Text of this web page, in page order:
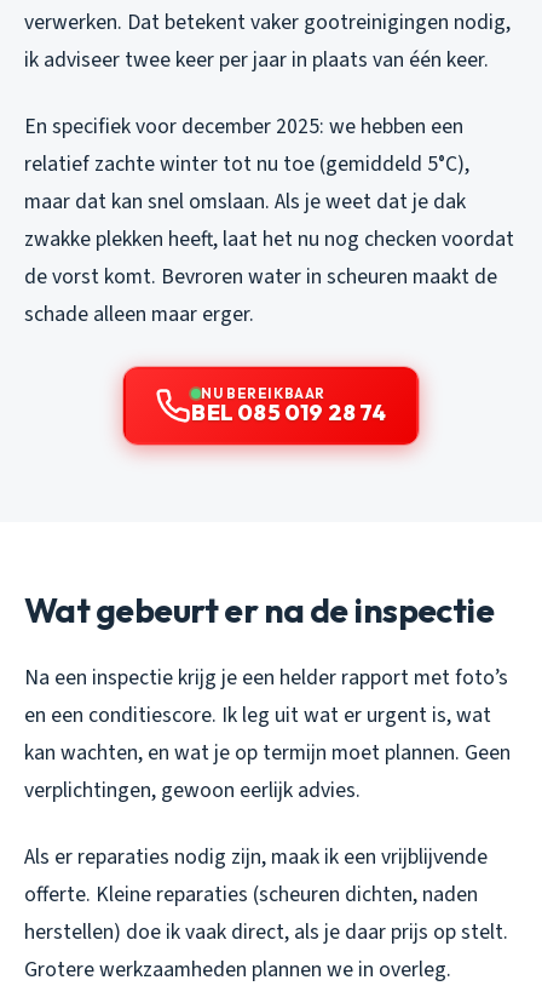
verwerken. Dat betekent vaker gootreinigingen nodig,
ik adviseer twee keer per jaar in plaats van één keer.
En specifiek voor december 2025: we hebben een
relatief zachte winter tot nu toe (gemiddeld 5°C),
maar dat kan snel omslaan. Als je weet dat je dak
zwakke plekken heeft, laat het nu nog checken voordat
de vorst komt. Bevroren water in scheuren maakt de
schade alleen maar erger.
NU BEREIKBAAR
BEL 085 019 28 74
Wat gebeurt er na de inspectie
Na een inspectie krijg je een helder rapport met foto’s
en een conditiescore. Ik leg uit wat er urgent is, wat
kan wachten, en wat je op termijn moet plannen. Geen
verplichtingen, gewoon eerlijk advies.
Als er reparaties nodig zijn, maak ik een vrijblijvende
offerte. Kleine reparaties (scheuren dichten, naden
herstellen) doe ik vaak direct, als je daar prijs op stelt.
Grotere werkzaamheden plannen we in overleg.